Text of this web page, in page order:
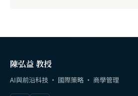
陳弘益 教授
AI與前沿科技 · 國際策略 · 商學管理